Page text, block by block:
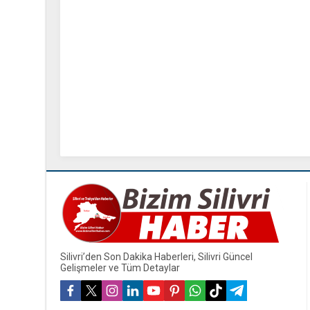
Silivri’den Son Dakika Haberleri, Silivri Güncel
Gelişmeler ve Tüm Detaylar